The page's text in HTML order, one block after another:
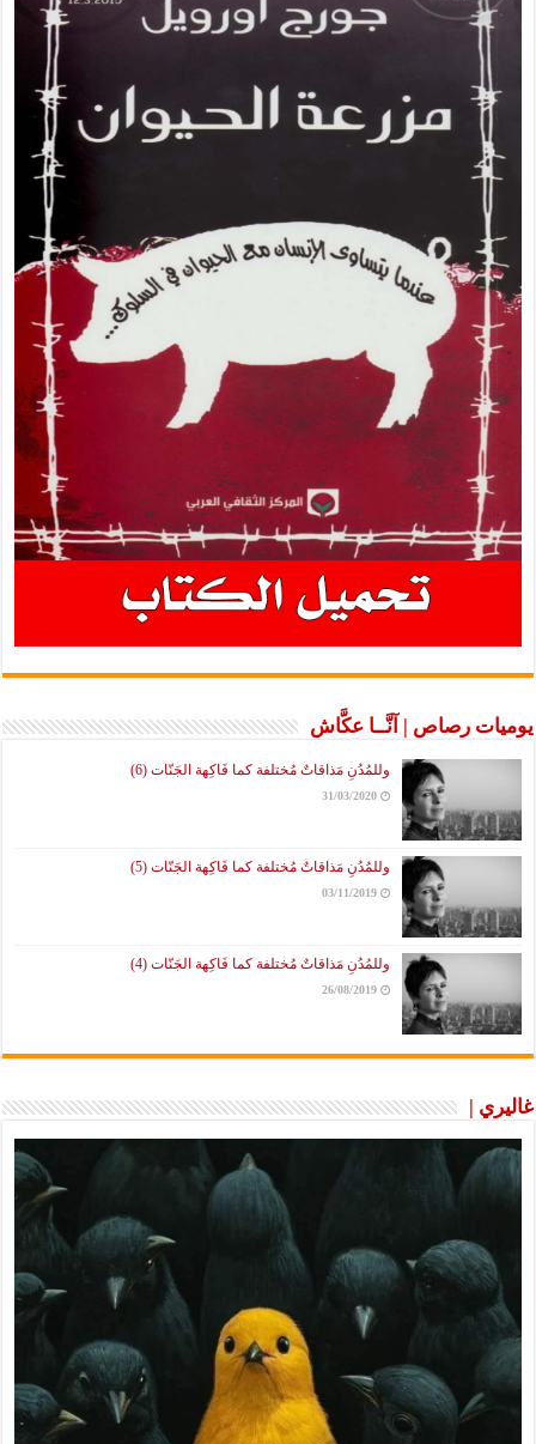
يوميات رصاص | آنَّــا عكَّاش
وللمُدُنِ مَذاقاتٌ مُختلفة كما فَاكِهة الجَنّات (6)
31/03/2020
وللمُدُنِ مَذاقاتٌ مُختلفة كما فَاكِهة الجَنّات (5)
03/11/2019
وللمُدُنِ مَذاقاتٌ مُختلفة كما فَاكِهة الجَنّات (4)
26/08/2019
غاليري |